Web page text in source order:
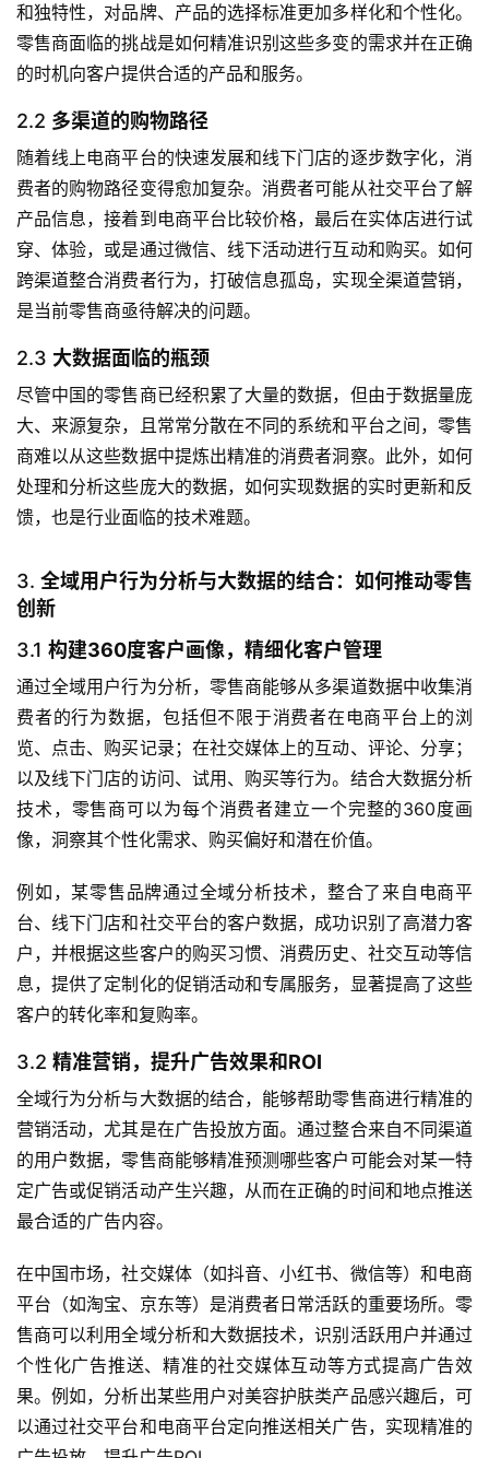
和独特性，对品牌、产品的选择标准更加多样化和个性化。
零售商面临的挑战是如何精准识别这些多变的需求并在正确
的时机向客户提供合适的产品和服务。
2.2 多渠道的购物路径
随着线上电商平台的快速发展和线下门店的逐步数字化，消
费者的购物路径变得愈加复杂。消费者可能从社交平台了解
产品信息，接着到电商平台比较价格，最后在实体店进行试
穿、体验，或是通过微信、线下活动进行互动和购买。如何
跨渠道整合消费者行为，打破信息孤岛，实现全渠道营销，
是当前零售商亟待解决的问题。
2.3 大数据面临的瓶颈
尽管中国的零售商已经积累了大量的数据，但由于数据量庞
大、来源复杂，且常常分散在不同的系统和平台之间，零售
商难以从这些数据中提炼出精准的消费者洞察。此外，如何
处理和分析这些庞大的数据，如何实现数据的实时更新和反
馈，也是行业面临的技术难题。
3. 全域用户行为分析与大数据的结合：如何推动零售
创新
3.1 构建360度客户画像，精细化客户管理
通过全域用户行为分析，零售商能够从多渠道数据中收集消
费者的行为数据，包括但不限于消费者在电商平台上的浏
览、点击、购买记录；在社交媒体上的互动、评论、分享；
以及线下门店的访问、试用、购买等行为。结合大数据分析
技术，零售商可以为每个消费者建立一个完整的360度画
像，洞察其个性化需求、购买偏好和潜在价值。
例如，某零售品牌通过全域分析技术，整合了来自电商平
台、线下门店和社交平台的客户数据，成功识别了高潜力客
户，并根据这些客户的购买习惯、消费历史、社交互动等信
息，提供了定制化的促销活动和专属服务，显著提高了这些
客户的转化率和复购率。
3.2 精准营销，提升广告效果和ROI
全域行为分析与大数据的结合，能够帮助零售商进行精准的
营销活动，尤其是在广告投放方面。通过整合来自不同渠道
的用户数据，零售商能够精准预测哪些客户可能会对某一特
定广告或促销活动产生兴趣，从而在正确的时间和地点推送
最合适的广告内容。
在中国市场，社交媒体（如抖音、小红书、微信等）和电商
平台（如淘宝、京东等）是消费者日常活跃的重要场所。零
售商可以利用全域分析和大数据技术，识别活跃用户并通过
个性化广告推送、精准的社交媒体互动等方式提高广告效
果。例如，分析出某些用户对美容护肤类产品感兴趣后，可
以通过社交平台和电商平台定向推送相关广告，实现精准的